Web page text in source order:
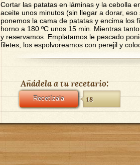
Cortar las patatas en láminas y la cebolla
aceite unos minutos (sin llegar a dorar,
ponemos la cama de patatas y encima los
horno a 180 ºC unos 15 min. Mientras
y reservamos. Emplatamos le pescado
filetes, los espolvoreamos con perejil y
Añádela a tu recetario:
Recetízala 18